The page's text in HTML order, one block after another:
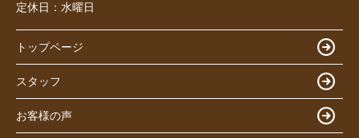
定休日： 水曜日
トップページ
スタッフ
お客様の声